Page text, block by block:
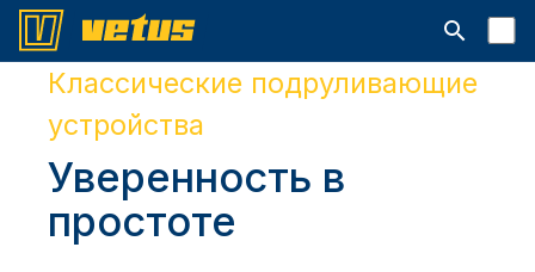
Открыть
Классические подруливающие
устройства
Уверенность в
простоте